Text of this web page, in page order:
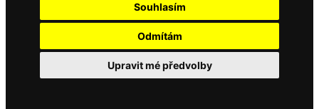
Souhlasím
Odmítám
Upravit mé předvolby